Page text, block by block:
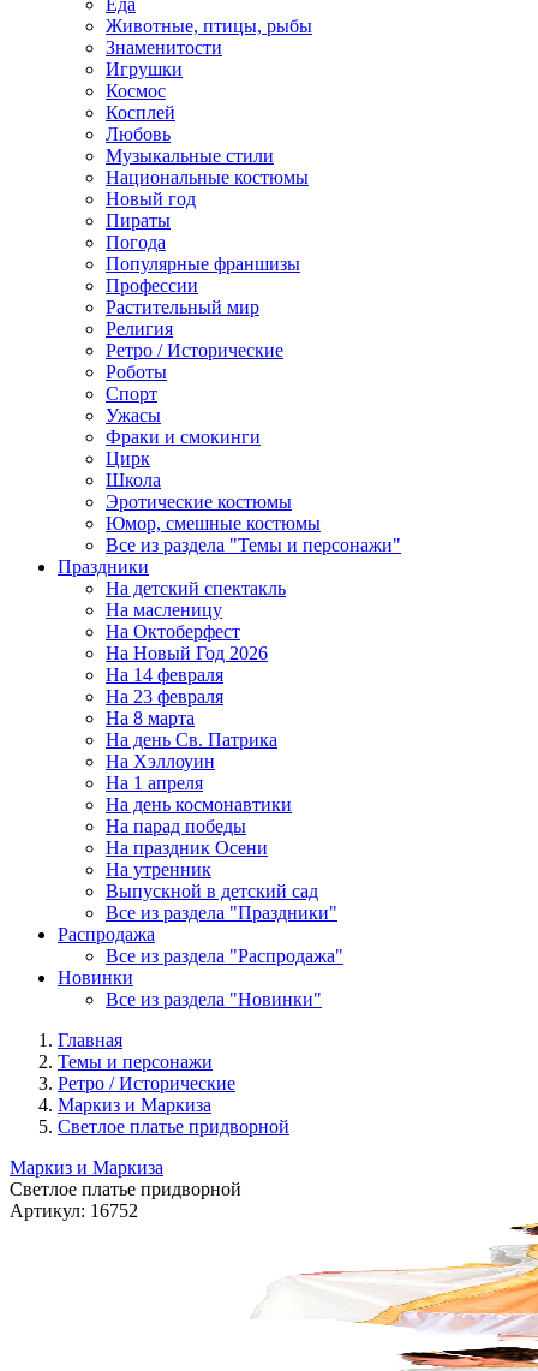
Еда
Животные, птицы, рыбы
Знаменитости
Игрушки
Космос
Косплей
Любовь
Музыкальные стили
Национальные костюмы
Новый год
Пираты
Погода
Популярные франшизы
Профессии
Растительный мир
Религия
Ретро / Исторические
Роботы
Спорт
Ужасы
Фраки и смокинги
Цирк
Школа
Эротические костюмы
Юмор, смешные костюмы
Все из раздела "Темы и персонажи"
Праздники
На детский спектакль
На масленицу
На Октоберфест
На Новый Год 2026
На 14 февраля
На 23 февраля
На 8 марта
На день Св. Патрика
На Хэллоуин
На 1 апреля
На день космонавтики
На парад победы
На праздник Осени
На утренник
Выпускной в детский сад
Все из раздела "Праздники"
Распродажа
Все из раздела "Распродажа"
Новинки
Все из раздела "Новинки"
Главная
Темы и персонажи
Ретро / Исторические
Маркиз и Маркиза
Светлое платье придворной
Маркиз и Маркиза
Светлое платье придворной
Артикул: 16752